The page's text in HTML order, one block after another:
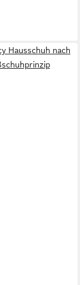
Hausschuh nach